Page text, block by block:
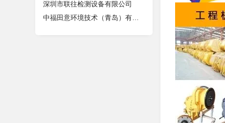
深圳市联往检测设备有限公司